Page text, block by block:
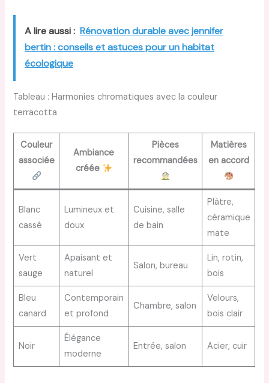
A lire aussi : Rénovation durable avec jennifer
bertin : conseils et astuces pour un habitat
écologique
Tableau : Harmonies chromatiques avec la couleur
terracotta
Couleur
associée
Ambiance
créée
Pièces
recommandées
Matières
en accord
Blanc
cassé
Lumineux et
doux
Cuisine, salle
de bain
Plâtre,
céramique
mate
Vert
sauge
Apaisant et
naturel
Salon, bureau
Lin, rotin,
bois
Bleu
canard
Contemporain
et profond
Chambre, salon
Velours,
bois clair
Noir
Élégance
moderne
Entrée, salon Acier, cuir